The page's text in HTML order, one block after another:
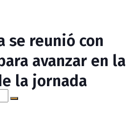
se reunió con
avanzar en la
la jornada